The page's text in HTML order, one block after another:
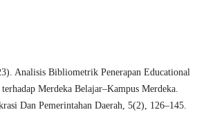
Analisis Bibliometrik Penerapan Educational
Merdeka Belajar–Kampus Merdeka.
Dan Pemerintahan Daerah, 5(2), 126–145.